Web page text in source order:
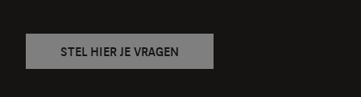
STEL HIER JE VRAGEN